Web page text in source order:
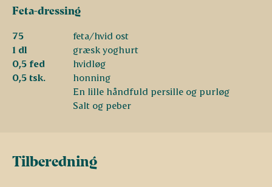
Feta-dressing
75
feta/hvid ost
1 dl
græsk yoghurt
0,5 fed
hvidløg
0,5 tsk.
honning
En lille håndfuld persille og purløg
Salt og peber
Tilberedning